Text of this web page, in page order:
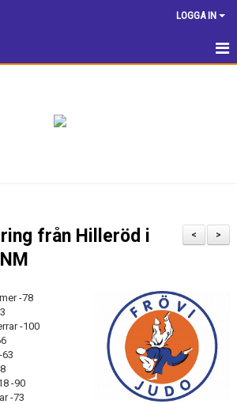
LOGGA IN
>
<
från Hilleröd i
-78
-100
-90
-73